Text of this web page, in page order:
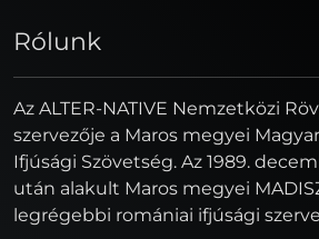
Rólunk
Az ALTER-NATIVE Nemzetközi
szervezője a Maros megyei
Ifjúsági Szövetség. Az 1989.
után alakult Maros megyei
legrégebbi romániai ifjúsági